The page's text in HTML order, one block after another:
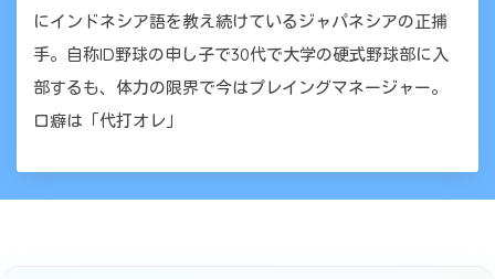
にインドネシア語を教え続けているジャパネシアの正捕
手。自称ID野球の申し子で30代で大学の硬式野球部に入
部するも、体力の限界で今はプレイングマネージャー。
口癖は「代打オレ」